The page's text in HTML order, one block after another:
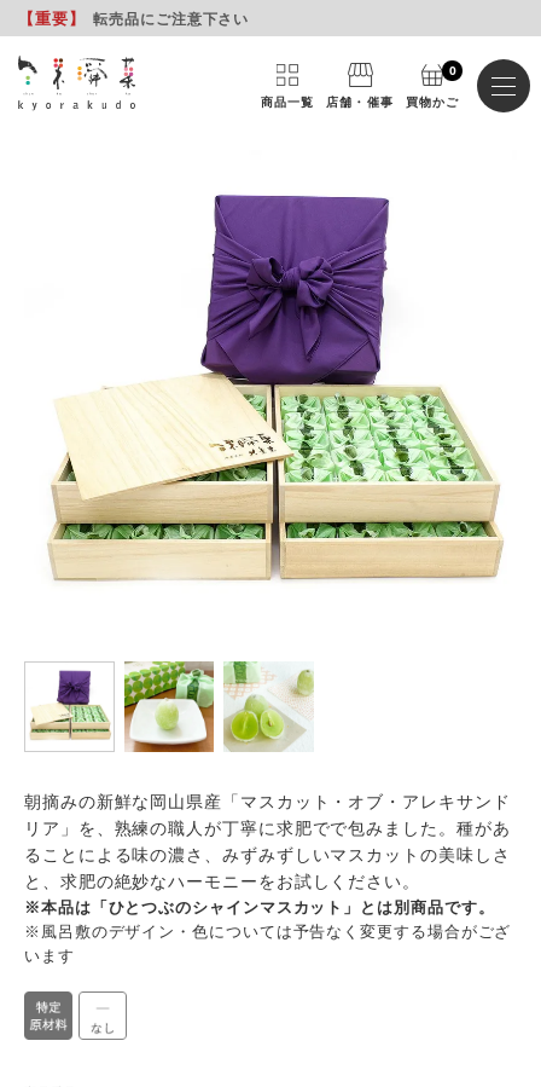
【重要】 転売品にご注意下さい
商品一覧 店舗・催事 買物かご
0
朝摘みの新鮮な岡山県産「マスカット・オブ・アレキサンド
リア」を、熟練の職人が丁寧に求肥でで包みました。種があ
ることによる味の濃さ、みずみずしいマスカットの美味しさ
と、求肥の絶妙なハーモニーをお試しください。
※本品は「ひとつぶのシャインマスカット」とは別商品です。
※風呂敷のデザイン・色については予告なく変更する場合がござ
います